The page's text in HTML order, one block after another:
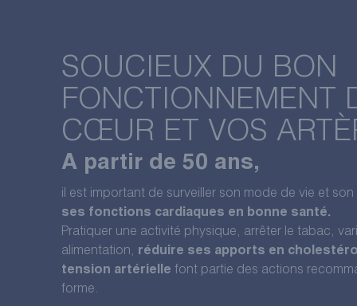
SOUCIEUX DU BON
FONCTIONNEMENT
CŒUR ET VOS
A partir de 50 ans,
il est important de surveiller son mode de vie et
ses fonctions cardiaques en bonne santé.
Pratiquer une activité physique, arrêter le tabac,
alimentation, réduire ses apports en
tension artérielle font partie des actions
forme.